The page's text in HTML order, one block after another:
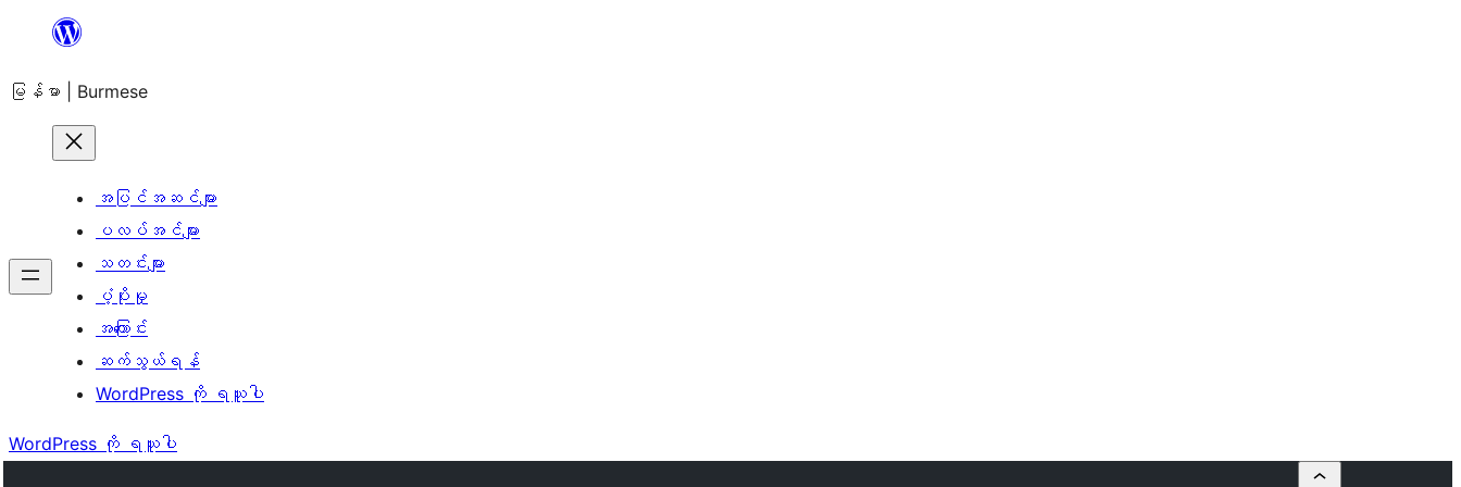
အကြောင်းအရာ
ကျော်သွား
မြန်မာ | Burmese
အပြင်အဆင်များ
ပလပ်အင်များ
သတင်းများ
ပံ့ပိုးမှု
အကြောင်း
ဆက်သွယ်ရန်
WordPress ကို ရယူပါ
WordPress ကို ရယူပါ